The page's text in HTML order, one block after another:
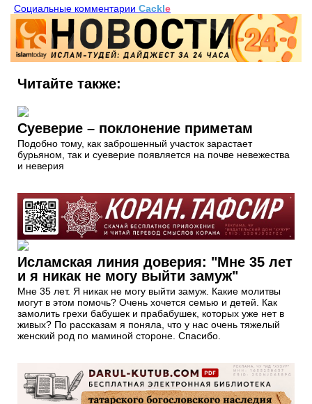
Социальные комментарии Cackle
Читайте также:
Суеверие – поклонение приметам
Подобно тому, как заброшенный участок зарастает
бурьяном, так и суеверие появляется на почве невежества
и неверия
Исламская линия доверия: "Мне 35 лет
и я никак не могу выйти замуж"
Мне 35 лет. Я никак не могу выйти замуж. Какие молитвы
могут в этом помочь? Очень хочется семью и детей. Как
замолить грехи бабушек и прабабушек, которых уже нет в
живых? По рассказам я поняла, что у нас очень тяжелый
женский род по маминой стороне. Спасибо.